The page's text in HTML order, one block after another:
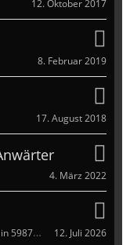
12. Oktober 2017
8. Februar 2019
17. August 2018
4. März 2022
Sommergrillen 2026 bei Frostie! am 12.09.26 in 59872 Freienohl 12. Juli 2026